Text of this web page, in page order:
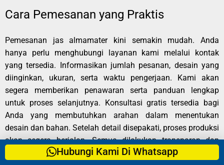
Hubungi Kami Di Whatsapp
Cara Pemesanan yang Praktis
Pemesanan jas almamater kini semakin mudah. Anda
hanya perlu menghubungi layanan kami melalui kontak
yang tersedia. Informasikan jumlah pesanan, desain yang
diinginkan, ukuran, serta waktu pengerjaan. Kami akan
segera memberikan penawaran serta panduan lengkap
untuk proses selanjutnya. Konsultasi gratis tersedia bagi
Anda yang membutuhkan arahan dalam menentukan
desain dan bahan. Setelah detail disepakati, proses produksi
akan segera berjalan. Semua dilakukan transparan dan
terjadwal untuk memastikan jas almamater Anda selesai